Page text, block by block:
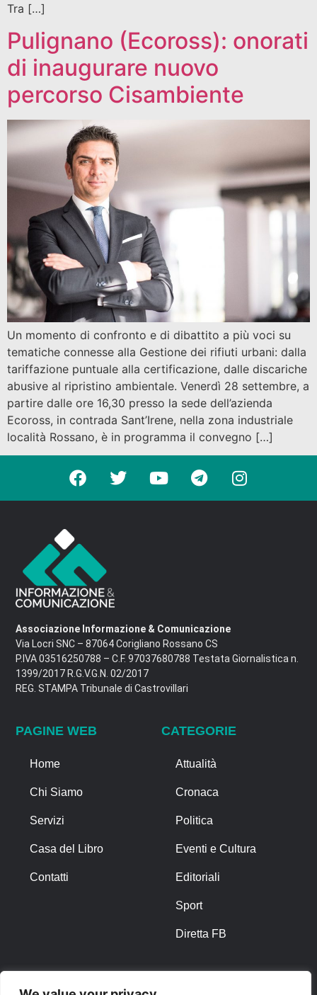
Tra […]
Pulignano (Ecoross): onorati
di inaugurare nuovo
percorso Cisambiente
Un momento di confronto e di dibattito a più voci su
tematiche connesse alla Gestione dei rifiuti urbani: dalla
tariffazione puntuale alla certificazione, dalle discariche
abusive al ripristino ambientale. Venerdì 28 settembre, a
partire dalle ore 16,30 presso la sede dell’azienda
Ecoross, in contrada Sant’Irene, nella zona industriale
località Rossano, è in programma il convegno […]
Associazione Informazione & Comunicazione
Via Locri SNC – 87064 Corigliano Rossano CS
P.IVA 03516250788 – C.F. 97037680788 Testata Giornalistica n.
1399/2017 R.G.V.G.N. 02/2017
REG. STAMPA Tribunale di Castrovillari
PAGINE WEB
Home
Chi Siamo
Servizi
Casa del Libro
Contatti
CATEGORIE
Attualità
Cronaca
Politica
Eventi e Cultura
Editoriali
Sport
Diretta FB